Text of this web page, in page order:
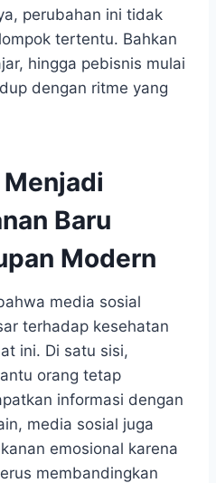
perubahan ini tidak
tertentu. Bahkan
hingga pebisnis mulai
dengan ritme yang
Baru
Modern
media sosial
terhadap kesehatan
ini. Di satu sisi,
orang tetap
informasi dengan
media sosial juga
emosional karena
membandingkan